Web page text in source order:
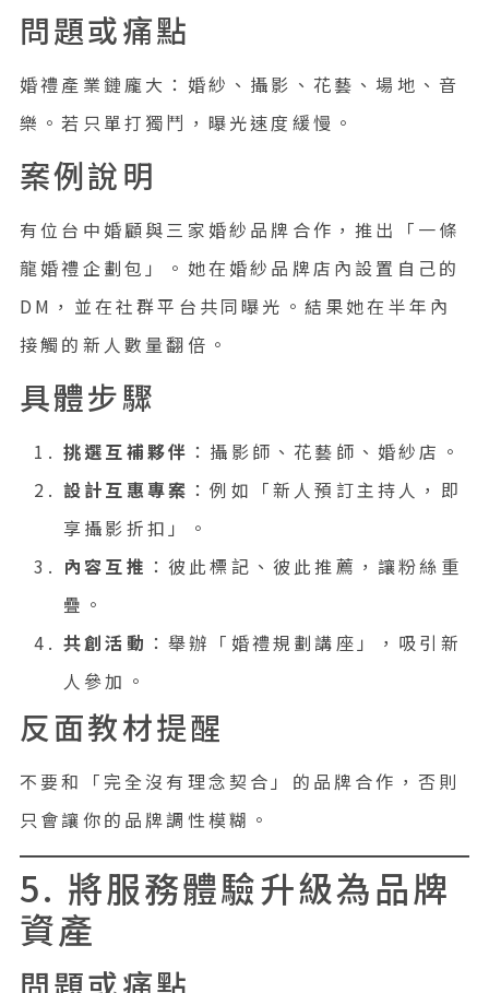
問題或痛點
婚禮產業鏈龐大：婚紗、攝影、花藝、場地、音
樂。若只單打獨鬥，曝光速度緩慢。
案例說明
有位台中婚顧與三家婚紗品牌合作，推出「一條
龍婚禮企劃包」。她在婚紗品牌店內設置自己的
DM，並在社群平台共同曝光。結果她在半年內
接觸的新人數量翻倍。
具體步驟
挑選互補夥伴 ：攝影師、花藝師、婚紗店。
設計互惠專案 ：例如「新人預訂主持人，即
享攝影折扣」。
內容互推 ：彼此標記、彼此推薦，讓粉絲重
疊。
共創活動 ：舉辦「婚禮規劃講座」，吸引新
人參加。
反面教材提醒
不要和「完全沒有理念契合」的品牌合作，否則
只會讓你的品牌調性模糊。
5. 將服務體驗升級為品牌
資產
問題或痛點